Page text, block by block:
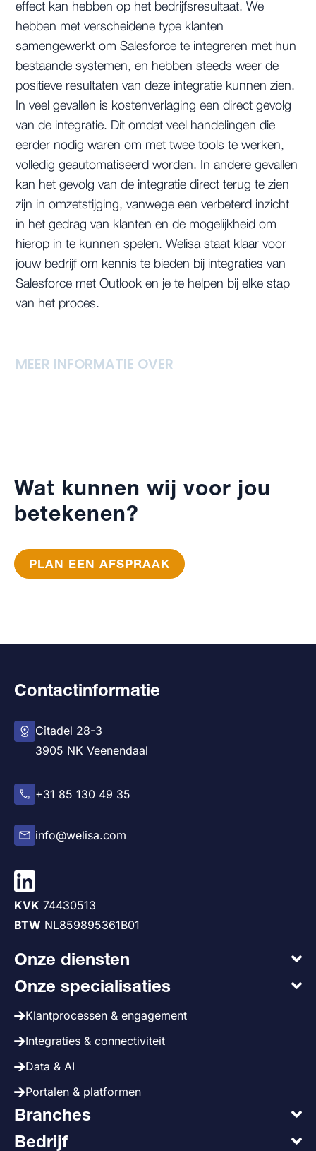
effect kan hebben op het bedrijfsresultaat. We
hebben met verscheidene type klanten
samengewerkt om Salesforce te integreren met hun
bestaande systemen, en hebben steeds weer de
positieve resultaten van deze integratie kunnen zien.
In veel gevallen is kostenverlaging een direct gevolg
van de integratie. Dit omdat veel handelingen die
eerder nodig waren om met twee tools te werken,
volledig geautomatiseerd worden. In andere gevallen
kan het gevolg van de integratie direct terug te zien
zijn in omzetstijging, vanwege een verbeterd inzicht
in het gedrag van klanten en de mogelijkheid om
hierop in te kunnen spelen. Welisa staat klaar voor
jouw bedrijf om kennis te bieden bij integraties van
Salesforce met Outlook en je te helpen bij elke stap
van het proces.
MEER INFORMATIE OVER
Wat kunnen wij voor jou
betekenen?
PLAN EEN AFSPRAAK
Contactinformatie
Citadel 28-3
3905 NK Veenendaal
+31 85 130 49 35
info@welisa.com
KVK 74430513
BTW NL859895361B01
Onze diensten
Onze specialisaties
Klantprocessen & engagement
Integraties & connectiviteit
Data & AI
Portalen & platformen
Branches
Bedrijf